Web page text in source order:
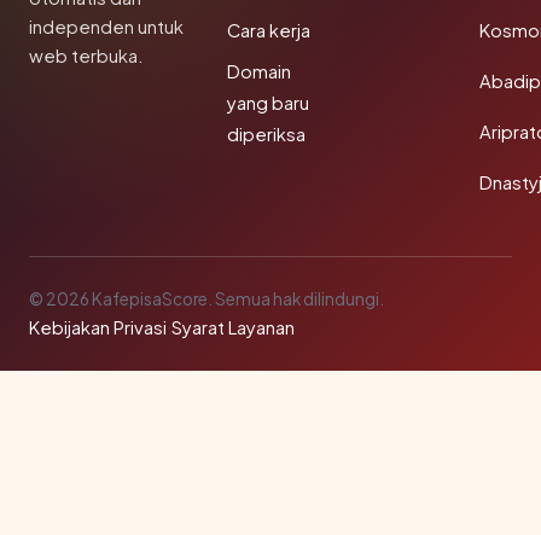
independen untuk
web terbuka.
Cara kerja
Domain
yang baru
diperiksa
© 2026 KafepisaScore. Semua hak dilindungi.
Kebijakan Privasi·Syarat Layanan